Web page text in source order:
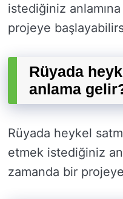
istediğiniz
projeye
Rüyada
anlama
Rüyada heykel
etmek istediğiniz
zamanda bir